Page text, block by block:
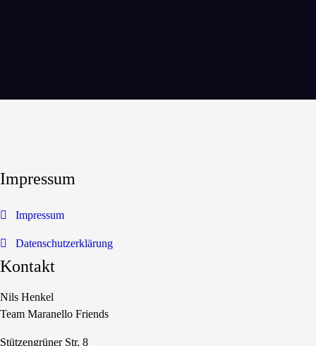
Impressum
Impressum
Datenschutzerklärung
Kontakt
Nils Henkel
Team Maranello Friends
Stützengrüner Str. 8